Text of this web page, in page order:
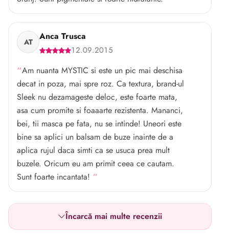
AT Anca Trusca
12.09.2015
Am nuanta MYSTIC si este un pic mai deschisa
decat in poza, mai spre roz. Ca textura, brand-ul
Sleek nu dezamageste deloc, este foarte mata,
asa cum promite si foaaarte rezistenta. Mananci,
bei, tii masca pe fata, nu se intinde! Uneori este
bine sa aplici un balsam de buze inainte de a
aplica rujul daca simti ca se usuca prea mult
buzele. Oricum eu am primit ceea ce cautam.
Sunt foarte incantata!
Încarcă mai multe recenzii